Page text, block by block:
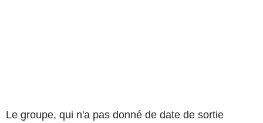
Le groupe, qui n'a pas donné de date de sortie